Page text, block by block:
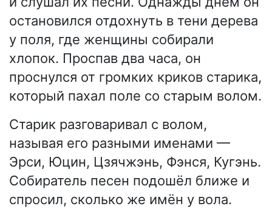
остановился отдохнуть в тени дерева
у поля, где женщины собирали
хлопок. Проспав два часа, он
проснулся от громких криков старика,
который пахал поле со старым волом.
Старик разговаривал с волом,
называя его разными именами —
Эрси, Юцин, Цзячжэнь, Фэнся, Кугэнь.
Собиратель песен подошёл ближе и
спросил, сколько же имён у вола.